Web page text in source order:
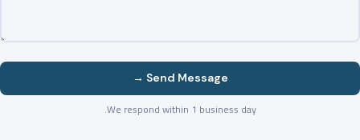
Send Message →
We respond within 1 business day.